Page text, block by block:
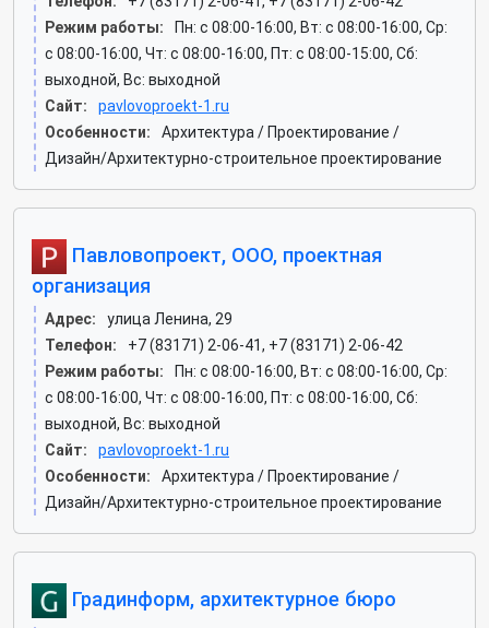
Режим работы:
Пн: c 08:00-16:00, Вт: c 08:00-16:00, Ср:
c 08:00-16:00, Чт: c 08:00-16:00, Пт: c 08:00-15:00, Сб:
выходной, Вс: выходной
Сайт:
pavlovoproekt-1.ru
Особенности:
Архитектура / Проектирование /
Дизайн/Архитектурно-строительное проектирование
Павловопроект, ООО, проектная
организация
Адрес:
улица Ленина, 29
Телефон:
+7 (83171) 2-06-41, +7 (83171) 2-06-42
Режим работы:
Пн: c 08:00-16:00, Вт: c 08:00-16:00, Ср:
c 08:00-16:00, Чт: c 08:00-16:00, Пт: c 08:00-16:00, Сб:
выходной, Вс: выходной
Сайт:
pavlovoproekt-1.ru
Особенности:
Архитектура / Проектирование /
Дизайн/Архитектурно-строительное проектирование
Градинформ, архитектурное бюро